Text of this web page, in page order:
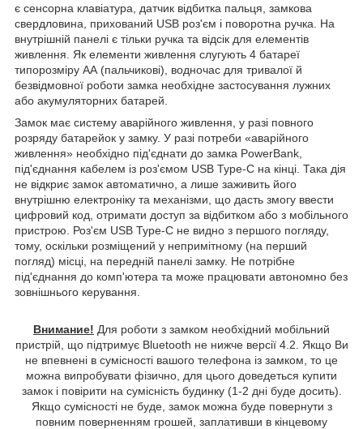
є сенсорна клавіатура, датчик відбитка пальця, замкова
свердловина, прихований USB роз'єм і поворотна ручка. На
внутрішній панелі є тільки ручка та відсік для елементів
живлення. Як елементи живлення слугують 4 батареї
типорозміру АА (пальчикові), водночас для тривалої й
безвідмовної роботи замка необхідне застосування лужних
або акумуляторних батарей.
Замок має систему аварійного живлення, у разі повного
розряду батарейок у замку. У разі потреби «аварійного
живлення» необхідно під'єднати до замка PowerBank
під'єднання кабелем із роз'ємом USB Type-C на кінці. Така дія
не відкриє замок автоматично, а лише заживить його
внутрішню електроніку та механізми, що дасть змогу ввести
цифровий код, отримати доступ за відбитком або з мобільного
пристрою. Роз'єм USB Type-C не видно з першого погляду,
тому, оскільки розміщений у непримітному (на перший
погляд) місці, на передній панелі замку. Не потрібне
під'єднання до комп'ютера та може працювати автономно без
зовнішнього керування.
Внимание! Для роботи з замком необхідний мобільний
пристрій, що підтримує Bluetooth не нижче версії 4.2. Якщо Ви
не впевнені в сумісності вашого телефона із замком, то це
можна випробувати фізично, для цього доведеться купити
замок і повірити на сумісність будинку (1-2 дні буде досить).
Якщо сумісності не буде, замок можна буде повернути з
повним поверненням грошей, заплативши в кінцевому